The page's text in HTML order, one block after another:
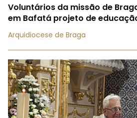
Voluntários da missão de
em Bafatá projeto de
Arquidiocese de Braga